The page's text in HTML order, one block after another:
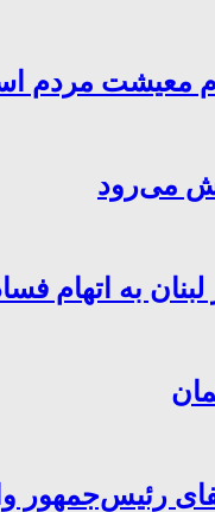
معیشت مردم
می‌رود
به اتهام